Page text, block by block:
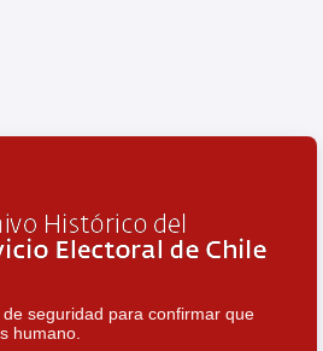
seguridad para confirmar que
humano.